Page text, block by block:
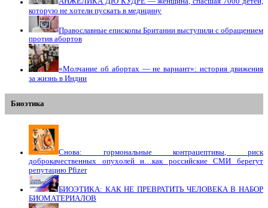
которую не хотели пускать в медицину
Православные епископы Британии выступили с обращением
против абортов
«Молчание об абортах — не вариант»: история движения
за жизнь в Индии
Биоэтика
Снова: гормональные контрацептивы, риск
доброкачественных опухолей и…как российские СМИ берегут
репутацию Pfizer
БИОЭТИКА: КАК НЕ ПРЕВРАТИТЬ ЧЕЛОВЕКА В НАБОР
БИОМАТЕРИАЛОВ